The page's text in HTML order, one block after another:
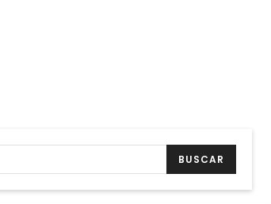
BUSCAR